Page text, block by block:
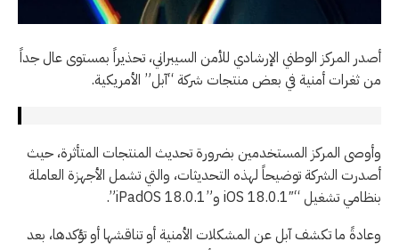
أصدر المركز الوطني الإرشادي للأمن السيبراني، تحذيراً بمستوى عال جداً
من ثغرات أمنية في بعض منتجات شركة “آبل” الأمريكية.
وأوصى المركز المستخدمين بضرورة تحديث المنتجات المتأثرة، حيث
أصدرت الشركة توضيحاً لهذه التحديثات، والتي تشمل الأجهزة العاملة
بنظامي تشغيل “iOS 18.0.1″ و”iPadOS 18.0.1”.
وعادةً ما تكشف آبل عن المشكلات الأمنية أو تناقشها أو تؤكدها، بعد